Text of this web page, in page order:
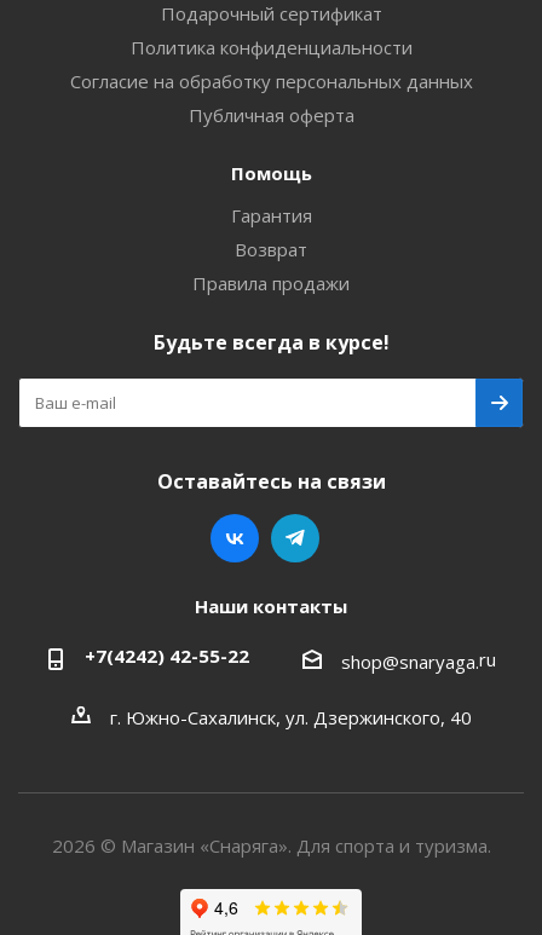
Подарочный сертификат
Политика конфиденциальности
Согласие на обработку персональных данных
Публичная оферта
Помощь
Гарантия
Возврат
Правила продажи
Будьте всегда в курсе!
Оставайтесь на связи
Наши контакты
+7(4242) 42-55-22 shop@snaryaga.ru
г. Южно-Сахалинск, ул. Дзержинского, 40
2026 © Магазин «Снаряга». Для спорта и туризма.